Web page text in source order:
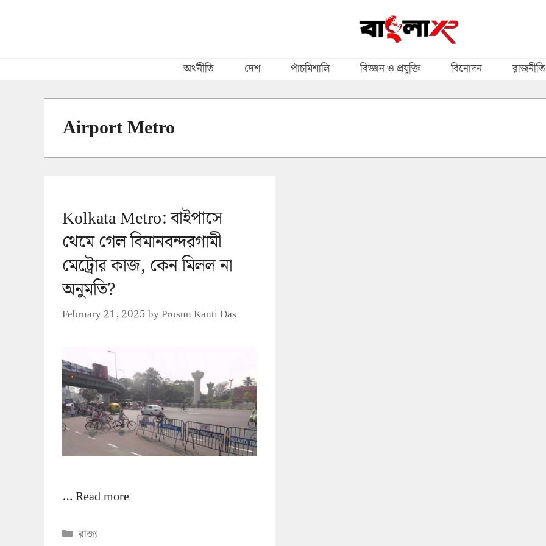
অর্থনীতি দেশ পাঁচমিশালি বিজ্ঞান ও প্রযুক্তি বিনোদন রাজনীতি
Airport Metro
Kolkata Metro: বাইপাসে
থেমে গেল বিমানবন্দরগামী
মেট্রোর কাজ, কেন মিলল না
অনুমতি?
February 21, 2025byProsun Kanti Das
…Read more
Categories
রাজ্য